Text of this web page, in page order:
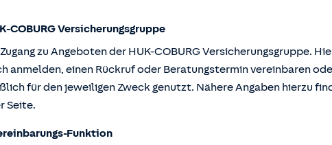
COBURG Versicherungsgruppe
zu Angeboten der HUK-COBURG Versicherungsgruppe.
anmelden, einen Rückruf oder Beratungstermin vereinbaren
für den jeweiligen Zweck genutzt. Nähere Angaben hierzu
Seite.
Funktion